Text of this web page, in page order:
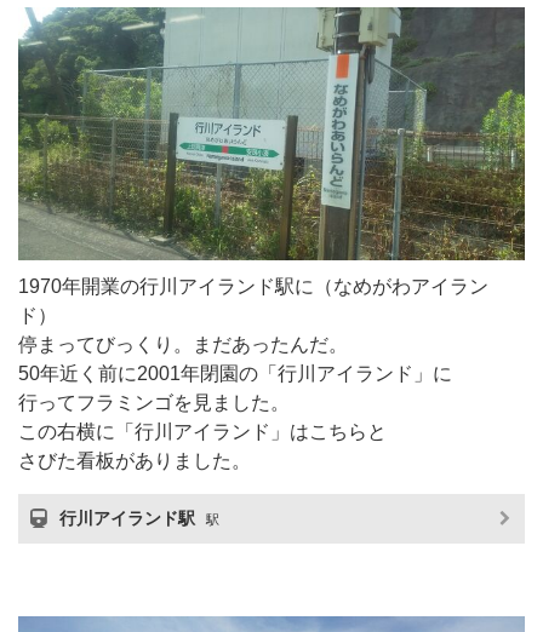
1970年開業の行川アイランド駅に（なめがわアイラン
ド）
停まってびっくり。まだあったんだ。
50年近く前に2001年閉園の「行川アイランド」に
行ってフラミンゴを見ました。
この右横に「行川アイランド」はこちらと
さびた看板がありました。
行川アイランド駅 駅